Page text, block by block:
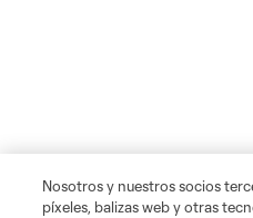
Nosotros y nuestros socios
píxeles, balizas web y otras